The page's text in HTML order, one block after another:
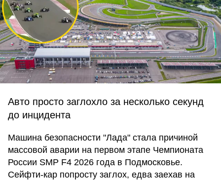
Авто просто заглохло за несколько секунд
до инцидента
Машина безопасности "Лада" стала причиной
массовой аварии на первом этапе Чемпионата
России SMP F4 2026 года в Подмосковье.
Сейфти-кар попросту заглох, едва заехав на